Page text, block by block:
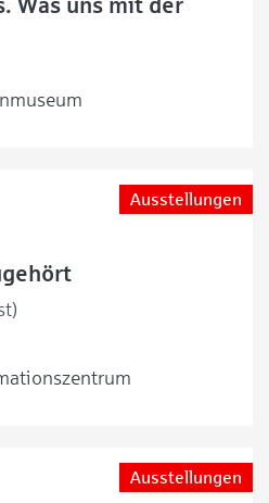
Was uns mit der
Ausstellungen
Ausstellungen